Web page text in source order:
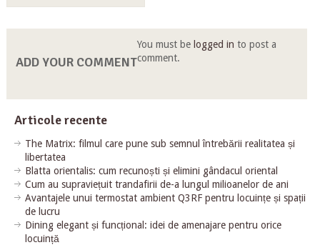
ADD YOUR COMMENT
You must be logged in to post a
comment.
Articole recente
The Matrix: filmul care pune sub semnul întrebării realitatea și
libertatea
Blatta orientalis: cum recunoști și elimini gândacul oriental
Cum au supraviețuit trandafirii de-a lungul milioanelor de ani
Avantajele unui termostat ambient Q3RF pentru locuințe și spații
de lucru
Dining elegant și funcțional: idei de amenajare pentru orice
locuință